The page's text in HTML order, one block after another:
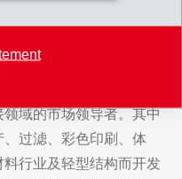
域的市场领导者。其中
过滤、彩色印刷、体
行业及轻型结构而开发